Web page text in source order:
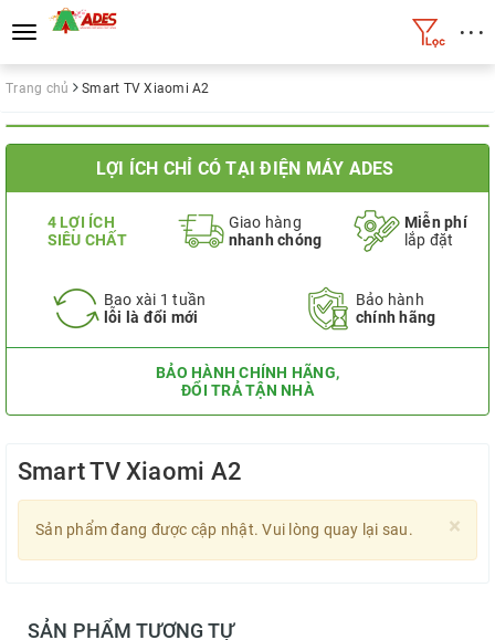
Toggle
navigation
• • •
Trang chủ Smart TV Xiaomi A2
LỢI ÍCH CHỈ CÓ TẠI ĐIỆN MÁY ADES
4 LỢI ÍCH
SIÊU CHẤT
Giao hàng
nhanh chóng
Miễn phí
lắp đặt
Bao xài 1 tuần
lỗi là đổi mới
Bảo hành
chính hãng
BẢO HÀNH CHÍNH HÃNG,
ĐỔI TRẢ TẬN NHÀ
Smart TV Xiaomi A2
×
Sản phẩm đang được cập nhật. Vui lòng quay lại sau.
SẢN PHẨM TƯƠNG TỰ